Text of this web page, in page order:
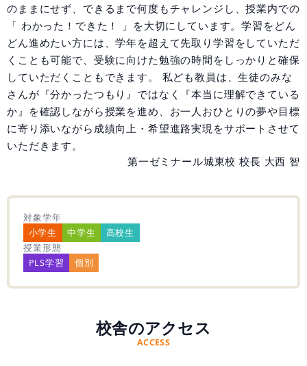
よくあるご質問
0120-4119-01
受付時間 10:00～19:00
無料体験
無料学力診断テスト
のままにせず、できるまで何度もチャレンジし、授業内での
「 わかった！できた！ 」を大切にしています。学習をどん
どん進めたい方には、学年を超えて先取り学習をしていただ
くことも可能で、受験に向けた勉強の時間をしっかりと確保
していただくこともできます。 私ども教員は、生徒のみな
さんが『分かったつもり』ではなく『本当に理解できている
か』を確認しながら授業を進め、お一人おひとりの夢や目標
に寄り添いながら成績向上・希望進路実現をサポートさせて
いただきます。
第一ゼミナール城東校 校長 大西 智
対象学年
小学生
中学生
高校生
授業形態
PLS学習
個別
校舎のアクセス
ACCESS